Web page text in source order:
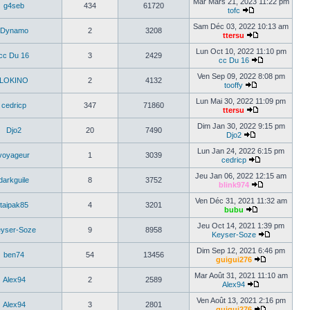
g4seb 434 61720
tofc
Dynamo 2 3208
Sam Déc 03, 2022 10:13 am
ttersu
Du 16 3 2429
Lun Oct 10, 2022 11:10 pm
cc Du 16
LOKINO 2 4132
Ven Sep 09, 2022 8:08 pm
tooffy
cedricp 347 71860
Lun Mai 30, 2022 11:09 pm
ttersu
Djo2 20 7490
Dim Jan 30, 2022 9:15 pm
Djo2
1 3039
Lun Jan 24, 2022 6:15 pm
cedricp
8 3752
Jeu Jan 06, 2022 12:15 am
blink974
taipak85 4 3201
Ven Déc 31, 2021 11:32 am
bubu
Soze 9 8958
Jeu Oct 14, 2021 1:39 pm
Keyser-Soze
ben74 54 13456
Dim Sep 12, 2021 6:46 pm
guigui276
Alex94 2 2589
Mar Août 31, 2021 11:10 am
Alex94
Alex94 3 2801
Ven Août 13, 2021 2:16 pm